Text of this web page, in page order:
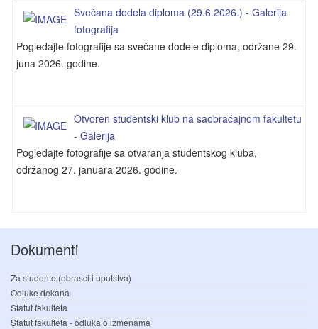
Svečana dodela diploma (29.6.2026.) - Galerija
fotografija
Pogledajte fotografije sa svečane dodele diploma, održane 29.
juna 2026. godine.
Otvoren studentski klub na saobraćajnom fakultetu
- Galerija
Pogledajte fotografije sa otvaranja studentskog kluba,
održanog 27. januara 2026. godine.
Dokumenti
Za studente (obrasci i uputstva)
Odluke dekana
Statut fakulteta
Statut fakulteta - odluka o izmenama